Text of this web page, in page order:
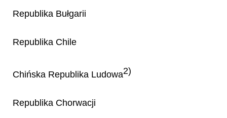
Republika Bułgarii
Republika Chile
Chińska Republika Ludowa2)
Republika Chorwacji